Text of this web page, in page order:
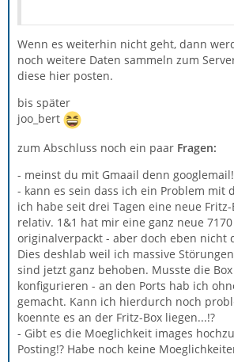
Wenn es weiterhin nicht geht, dann
noch weitere Daten sammeln zum
diese hier posten.
bis später
joo_bert
zum Abschluss noch ein paar Fragen:
- meinst du mit Gmaail denn
- kann es sein dass ich ein Problem mit
ich habe seit drei Tagen eine neue
relativ. 1&1 hat mir eine ganz neue
originalverpackt - aber doch eben nicht
Dies deshlab weil ich massive
sind jetzt ganz behoben. Musste die
konfigurieren - an den Ports hab ich
gemacht. Kann ich hierdurch noch
koennte es an der Fritz-Box liegen...!?
- Gibt es die Moeglichkeit images
Posting!? Habe noch keine